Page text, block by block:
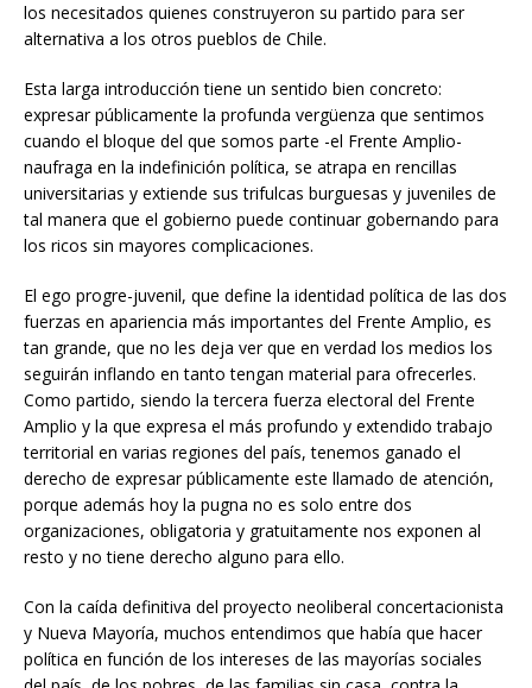
los necesitados quienes construyeron su partido para ser
alternativa a los otros pueblos de Chile.
Esta larga introducción tiene un sentido bien concreto:
expresar públicamente la profunda vergüenza que sentimos
cuando el bloque del que somos parte -el Frente Amplio-
naufraga en la indefinición política, se atrapa en rencillas
universitarias y extiende sus trifulcas burguesas y juveniles de
tal manera que el gobierno puede continuar gobernando para
los ricos sin mayores complicaciones.
El ego progre-juvenil, que define la identidad política de las dos
fuerzas en apariencia más importantes del Frente Amplio, es
tan grande, que no les deja ver que en verdad los medios los
seguirán inflando en tanto tengan material para ofrecerles.
Como partido, siendo la tercera fuerza electoral del Frente
Amplio y la que expresa el más profundo y extendido trabajo
territorial en varias regiones del país, tenemos ganado el
derecho de expresar públicamente este llamado de atención,
porque además hoy la pugna no es solo entre dos
organizaciones, obligatoria y gratuitamente nos exponen al
resto y no tiene derecho alguno para ello.
Con la caída definitiva del proyecto neoliberal concertacionista
y Nueva Mayoría, muchos entendimos que había que hacer
política en función de los intereses de las mayorías sociales